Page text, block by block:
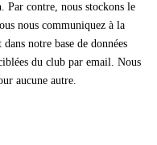
Par contre, nous stockons le
nous communiquez à la
notre base de données
du club par email. Nous
aucune autre.